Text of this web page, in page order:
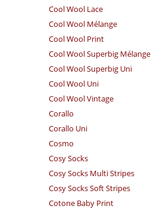
Cool Wool Lace
Cool Wool Mélange
Cool Wool Print
Cool Wool Superbig Mélange
Cool Wool Superbig Uni
Cool Wool Uni
Cool Wool Vintage
Corallo
Corallo Uni
Cosmo
Cosy Socks
Cosy Socks Multi Stripes
Cosy Socks Soft Stripes
Cotone Baby Print